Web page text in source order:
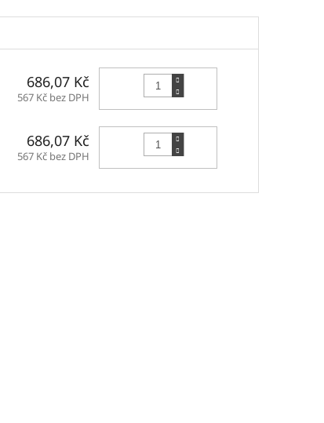
686,07 Kč
567 Kč bez DPH
686,07 Kč
567 Kč bez DPH